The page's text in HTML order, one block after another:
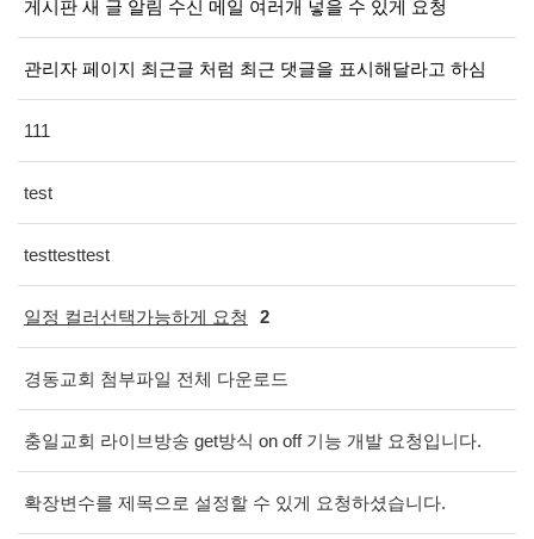
게시판 새 글 알림 수신 메일 여러개 넣을 수 있게 요청
관리자 페이지 최근글 처럼 최근 댓글을 표시해달라고 하심
111
test
testtesttest
일정 컬러선택가능하게 요청 2
경동교회 첨부파일 전체 다운로드
충일교회 라이브방송 get방식 on off 기능 개발 요청입니다.
확장변수를 제목으로 설정할 수 있게 요청하셨습니다.